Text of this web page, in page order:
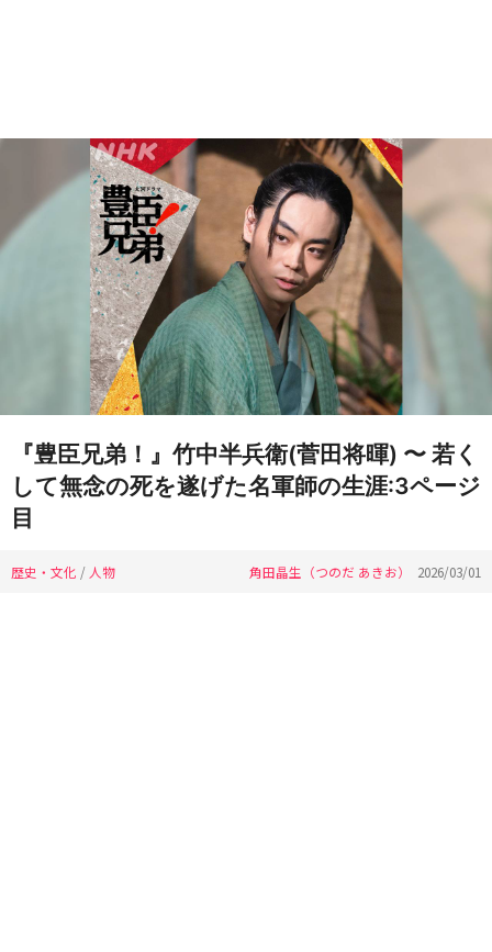
『豊臣兄弟！』竹中半兵衛(菅田将暉) 〜 若く
して無念の死を遂げた名軍師の生涯:3ページ
目
歴史・文化 / 人物 角田晶生（つのだ あきお） 2026/03/01